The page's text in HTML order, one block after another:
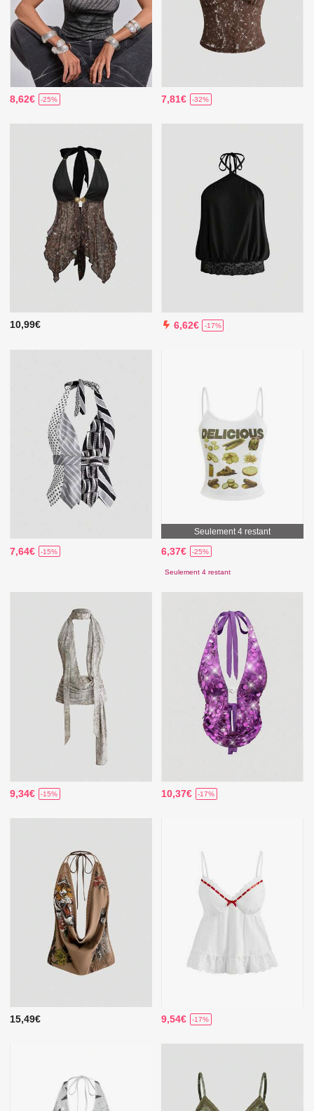
8,62€ -25% 7,81€ -32%
10,99€ 6,62€ -17%
7,64€ -15%
Seulement 4 restant
6,37€ -25%
Seulement 4 restant
9,34€ -15% 10,37€ -17%
15,49€ 9,54€ -17%